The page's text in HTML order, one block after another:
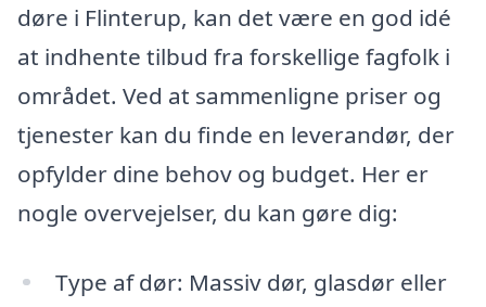
døre i Flinterup, kan det være en god idé
at indhente tilbud fra forskellige fagfolk i
området. Ved at sammenligne priser og
tjenester kan du finde en leverandør, der
opfylder dine behov og budget. Her er
nogle overvejelser, du kan gøre dig:
Type af dør: Massiv dør, glasdør eller